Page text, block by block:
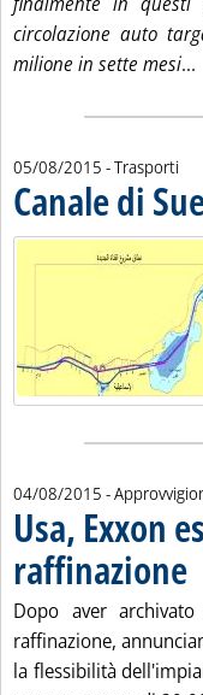
circolazione auto
milione in sette mesi...
05/08/2015 - Trasporti
Canale di
Lista allegati
04/08/2015 -
Usa, Exxon
raffinazione
Dopo aver
raffinazione,
la flessibilità